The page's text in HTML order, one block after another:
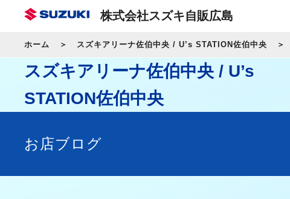
株式会社スズキ自販広島
ホーム スズキアリーナ佐伯中央 / U’s STATION佐伯中央
スズキアリーナ佐伯中央 / U’s
STATION佐伯中央
お店ブログ